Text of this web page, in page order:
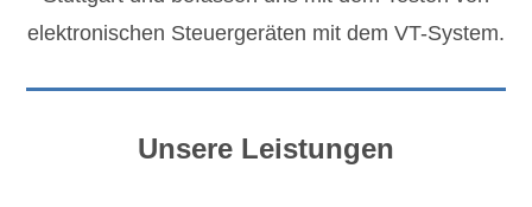
elektronischen Steuergeräten mit dem VT-System.
Unsere Leistungen